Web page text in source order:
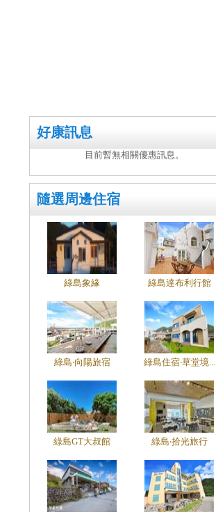
好康訊息
目前暫無相關優惠訊息。
隨選周邊住宿
綠島象緣 綠島達布利行館
綠島‧向陽旅宿 綠島住宿‧草堂境...
綠島GT大叔館 綠島‧拾光旅行